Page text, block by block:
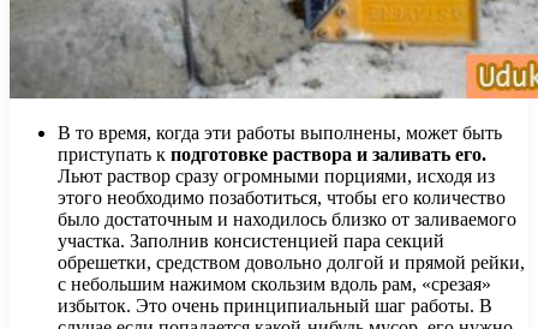
В то время, когда эти работы выполнены, может быть
приступать к подготовке раствора и заливать его.
Льют раствор сразу огромными порциями, исходя из
этого необходимо позаботиться, чтобы его количество
было достаточным и находилось близко от заливаемого
участка. Заполнив консистенцией пара секций
обрешетки, средством довольно долгой и прямой рейки,
с небольшим нажимом скользим вдоль рам, «срезая»
избыток. Это очень принципиальный шаг работы. В